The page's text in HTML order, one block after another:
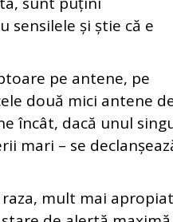
sensilele și știe că e
pe antene, pe
două mici antene
încât, dacă unul
mari – se
mult mai